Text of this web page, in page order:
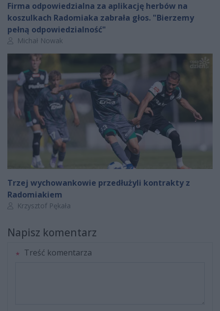
Firma odpowiedzialna za aplikację herbów na
koszulkach Radomiaka zabrała głos. "Bierzemy
pełną odpowiedzialność"
Autor artykułu:
Michał Nowak
Trzej wychowankowie przedłużyli kontrakty z
Radomiakiem
Autor artykułu:
Krzysztof Pękała
Napisz komentarz
Treść komentarza